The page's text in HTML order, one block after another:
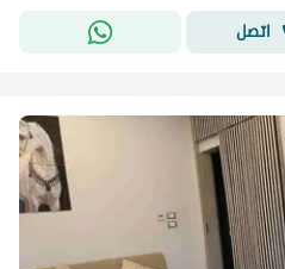
اتصل